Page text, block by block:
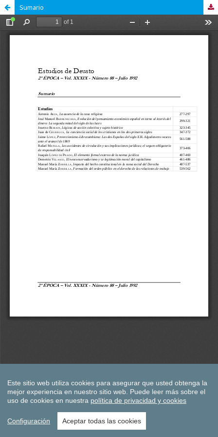
Sumario
Este sitio web utiliza cookies para asegurar que usted obtenga la
mejor experiencia en nuestro sitio web. Puede leer más sobre el
uso de cookies en nuestra política de privacidad y cookies
Configuración Aceptar todas las cookies